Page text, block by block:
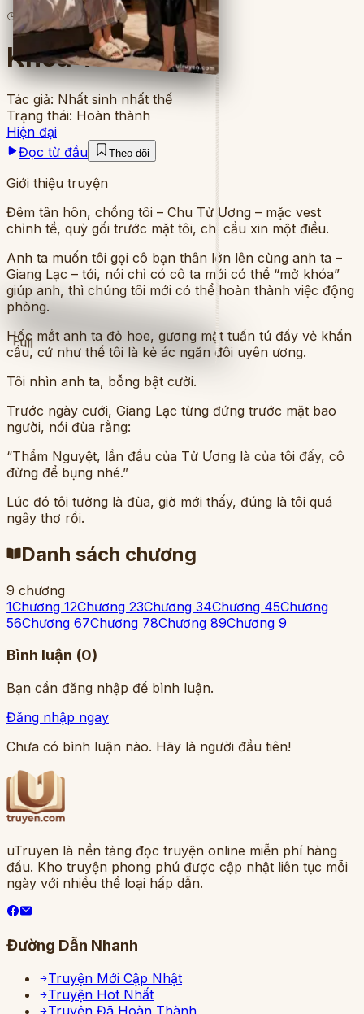
Full
lượt đọc · 9chương
Khóa Tân Hôn
Tác giả: Nhất sinh nhất thế
Trạng thái: Hoàn thành
Hiện đại
Đọc từ đầu
Theo dõi
Giới thiệu truyện
Đêm tân hôn, chồng tôi – Chu Tử Ương – mặc vest
chỉnh tề, quỳ gối trước mặt tôi, chỉ cầu xin một điều.
Anh ta muốn tôi gọi cô bạn thân lớn lên cùng anh ta –
Giang Lạc – tới, nói chỉ có cô ta mới có thể “mở khóa”
giúp anh, thì chúng tôi mới có thể hoàn thành việc động
phòng.
Hốc mắt anh ta đỏ hoe, gương mặt tuấn tú đầy vẻ khẩn
cầu, cứ như thể tôi là kẻ ác ngăn đôi uyên ương.
Tôi nhìn anh ta, bỗng bật cười.
Trước ngày cưới, Giang Lạc từng đứng trước mặt bao
người, nói đùa rằng:
“Thẩm Nguyệt, lần đầu của Tử Ương là của tôi đấy, cô
đừng để bụng nhé.”
Lúc đó tôi tưởng là đùa, giờ mới thấy, đúng là tôi quá
ngây thơ rồi.
Danh sách chương
9 chương
1Chương 12Chương 23Chương 34Chương 45Chương
56Chương 67Chương 78Chương 89Chương 9
Bình luận (0)
Bạn cần đăng nhập để bình luận.
Đăng nhập ngay
Chưa có bình luận nào. Hãy là người đầu tiên!
uTruyen là nền tảng đọc truyện online miễn phí hàng
đầu. Kho truyện phong phú được cập nhật liên tục mỗi
ngày với nhiều thể loại hấp dẫn.
Đường Dẫn Nhanh
Truyện Mới Cập Nhật
Truyện Hot Nhất
Truyện Đã Hoàn Thành